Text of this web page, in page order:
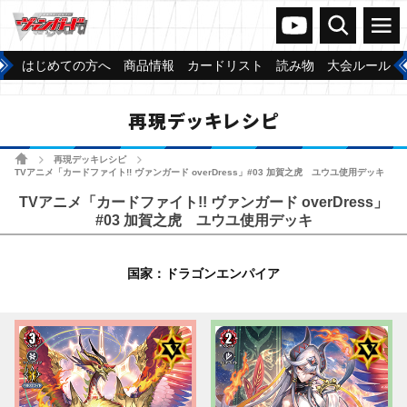
ヴァンガードch
検索 メニュー
はじめての方へ 商品情報 カードリスト 読み物 大会ルール
再現デッキレシピ
ホーム再現デッキレシピ
TVアニメ「カードファイト!! ヴァンガード overDress」#03 加賀之虎 ユウユ使用デッキ
TVアニメ「カードファイト!! ヴァンガード overDress」
#03 加賀之虎 ユウユ使用デッキ
国家：ドラゴンエンパイア